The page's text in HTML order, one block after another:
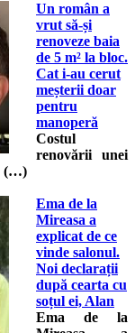
Un român a
vrut să-și
renoveze baia
de 5 m² la bloc.
Cat i-au cerut
meșterii doar
pentru
manoperă
Costul
renovării unei
(…)
Ema de la
Mireasa a
explicat de ce
vinde salonul.
Noi declarații
după cearta cu
soțul ei, Alan
Ema de la